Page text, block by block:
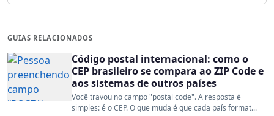
GUIAS RELACIONADOS
Código postal internacional: como o
CEP brasileiro se compara ao ZIP Code e
aos sistemas de outros países
Você travou no campo "postal code". A resposta é
simples: é o CEP. O que muda é que cada país format...